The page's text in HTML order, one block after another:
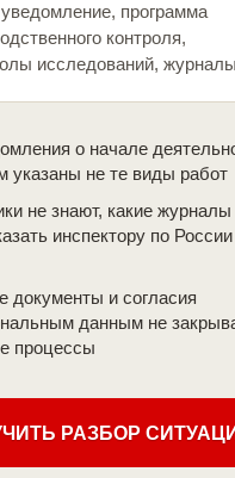
программа
контроля,
исследований,
о начале
указаны не те виды работ
не знают, какие журналы
инспектору по России
документы и согласия
данным не
процессы
РАЗБОР